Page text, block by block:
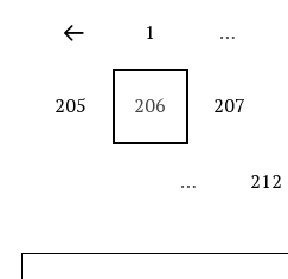
1 …
205 206 207
… 212